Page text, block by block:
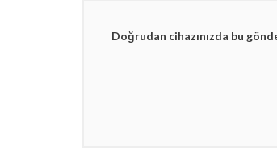
Doğrudan cihazınızda bu